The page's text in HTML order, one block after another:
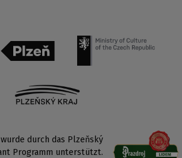
durch das Plzeňský
Programm unterstützt.